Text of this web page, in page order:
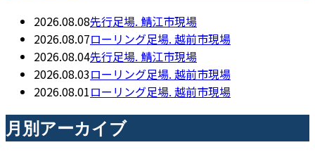
2026.08.08先行足場. 鯖江市現場
2026.08.07ローリング足場. 越前市現場
2026.08.04先行足場. 鯖江市現場
2026.08.03ローリング足場. 越前市現場
2026.08.01ローリング足場. 越前市現場
月別アーカイブ